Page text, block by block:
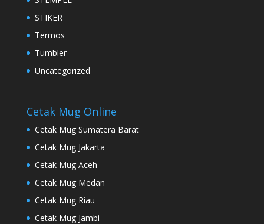
STIKER
Termos
Tumbler
Uncategorized
Cetak Mug Online
Cetak Mug Sumatera Barat
Cetak Mug Jakarta
Cetak Mug Aceh
Cetak Mug Medan
Cetak Mug Riau
Cetak Mug Jambi